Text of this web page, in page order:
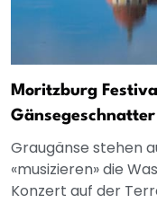
Moritzburg
Gänsegeschnatter
Graugänse stehen
«musizieren» die
Konzert auf der